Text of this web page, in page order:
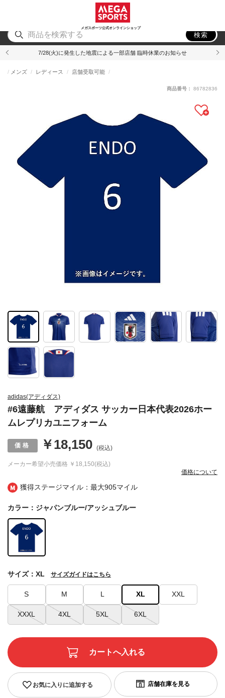
メガスポーツ公式オンラインショップ
アウトドア
検索
7/28(火)に発生した地震による一部店舗 臨時休業のお知らせ
獲得ステージマイル：最大905マイル
adidas(アディダス)
#6遠藤航 アディダス サッカー日本代表2026ホー
ムレプリカユニフォーム
メンズ レディース 店舗受取可能
メーカー希望小売価格 ￥18,150(税込)
￥18,150 (税込)
価格について
商品番号： 86782836
カラー：ジャパンブルー/アッシュブルー
S M L XL XXL
XXXL 4XL 5XL 6XL
サイズ：XL サイズガイドはこちら
お気に入りに追加する